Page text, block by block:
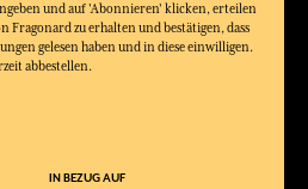
und auf 'Abonnieren' klicken, erteilen
Fragonard zu erhalten und bestätigen, dass
gelesen haben und in diese einwilligen.
abbestellen.
IN BEZUG AUF